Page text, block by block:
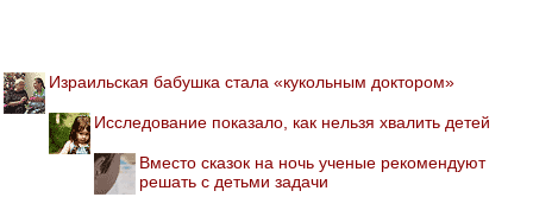
Израильская бабушка стала «кукольным доктором»
Исследование показало, как нельзя хвалить детей
Вместо сказок на ночь ученые рекомендуют
решать с детьми задачи